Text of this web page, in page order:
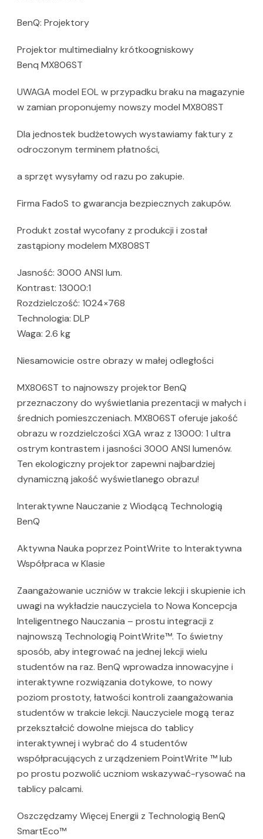
BenQ: Projektory
Projektor multimedialny krótkoogniskowy
Benq MX806ST
UWAGA model EOL w przypadku braku na magazynie
w zamian proponujemy nowszy model MX808ST
Dla jednostek budżetowych wystawiamy faktury z
odroczonym terminem płatności,
a sprzęt wysyłamy od razu po zakupie.
Firma FadoS to gwarancja bezpiecznych zakupów.
Produkt został wycofany z produkcji i został
zastąpiony modelem MX808ST
Jasność: 3000 ANSI lum.
Kontrast: 13000:1
Rozdzielczość: 1024×768
Technologia: DLP
Waga: 2.6 kg
Niesamowicie ostre obrazy w małej odległości
MX806ST to najnowszy projektor BenQ
przeznaczony do wyświetlania prezentacji w małych i
średnich pomieszczeniach. MX806ST oferuje jakość
obrazu w rozdzielczości XGA wraz z 13000: 1 ultra
ostrym kontrastem i jasności 3000 ANSI lumenów.
Ten ekologiczny projektor zapewni najbardziej
dynamiczną jakość wyświetlanego obrazu!
Interaktywne Nauczanie z Wiodącą Technologią
BenQ
Aktywna Nauka poprzez PointWrite to Interaktywna
Współpraca w Klasie
Zaangażowanie uczniów w trakcie lekcji i skupienie ich
uwagi na wykładzie nauczyciela to Nowa Koncepcja
Inteligentnego Nauczania – prostu integracji z
najnowszą Technologią PointWrite™. To świetny
sposób, aby integrować na jednej lekcji wielu
studentów na raz. BenQ wprowadza innowacyjne i
interaktywne rozwiązania dotykowe, to nowy
poziom prostoty, łatwości kontroli zaangażowania
studentów w trakcie lekcji. Nauczyciele mogą teraz
przekształcić dowolne miejsca do tablicy
interaktywnej i wybrać do 4 studentów
współpracujących z urządzeniem PointWrite ™ lub
po prostu pozwolić uczniom wskazywać-rysować na
tablicy palcami.
Oszczędzamy Więcej Energii z Technologią BenQ
SmartEco™